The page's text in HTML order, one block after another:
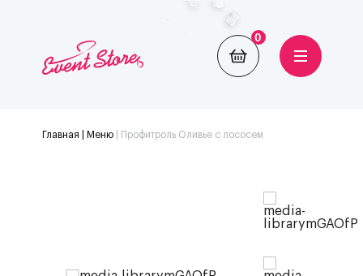
0
Главная | Меню| Профитроль Оливье с лососем